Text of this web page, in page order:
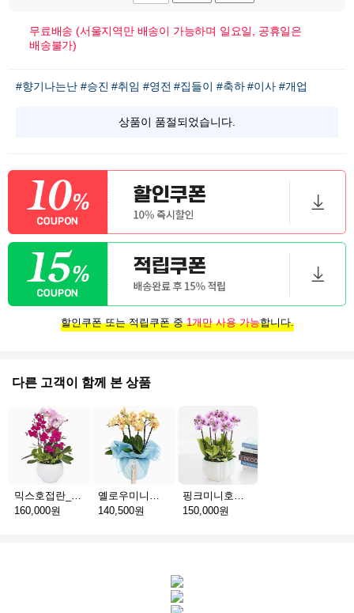
무료배송 (서울지역만 배송이 가능하며 일요일, 공휴일은
배송불가)
#향기나는난 #승진 #취임 #영전 #집들이 #축하 #이사 #개업
상품이 품절되었습니다.
할인쿠폰 또는 적립쿠폰 중1개만 사용 가능합니다.
다른 고객이 함께 본 상품
믹스호접란_고급분 D(서울)
160,000원
옐로우미니호접_보자기난 B(서울)
140,500원
핑크미니호접_고급분 C(서울)
150,000원